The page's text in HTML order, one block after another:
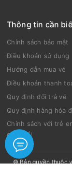
Thông tin cần
Chính sách bảo mật
Điều khoản sử dụng
Hướng dẫn mua vé
Điều khoản thanh
Quy định đổi trả vé
Quy định hàng hóa
Chính sách với trẻ
cao tuổi
© Bản quyền thuộc